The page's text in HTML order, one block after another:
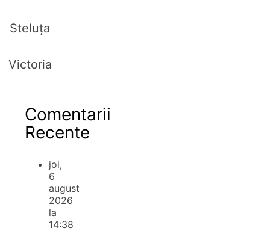
Steluța
Victoria
Comentarii
Recente
joi,
6
august
2026
la
14:38